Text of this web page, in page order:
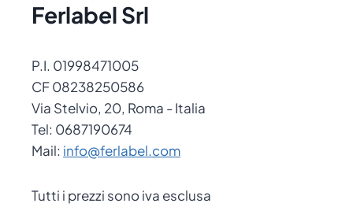
Ferlabel Srl
P.I. 01998471005
CF 08238250586
Via Stelvio, 20, Roma - Italia
Tel: 0687190674
Mail: info@ferlabel.com
Tutti i prezzi sono iva esclusa